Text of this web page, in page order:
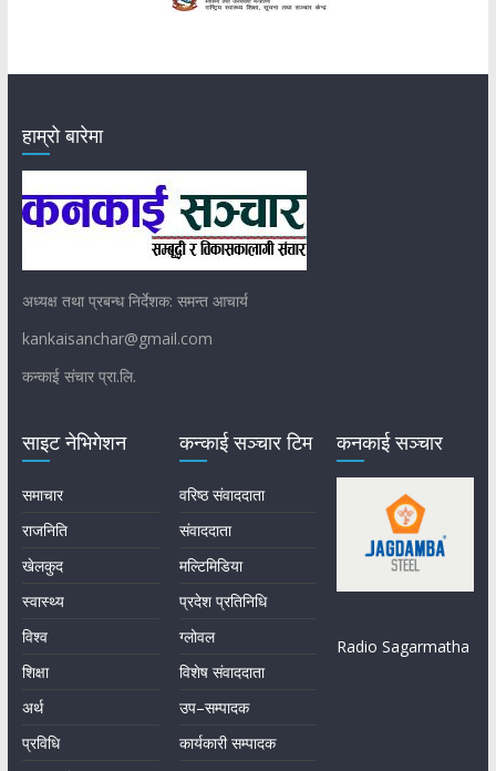
हाम्रो बारेमा
अध्यक्ष तथा प्रबन्ध निर्देशक: समन्त आचार्य
kankaisanchar@gmail.com
कन्काई संचार प्रा.लि.
साइट नेभिगेशन
समाचार
राजनिति
खेलकुद
स्वास्थ्य
विश्व
शिक्षा
अर्थ
प्रविधि
कन्काई सञ्चार टिम
वरिष्ठ संवाददाता
संवाददाता
मल्टिमिडिया
प्रदेश प्रतिनिधि
ग्लोवल
विशेष संवाददाता
उप–सम्पादक
कार्यकारी सम्पादक
कनकाई सञ्चार
Radio Sagarmatha